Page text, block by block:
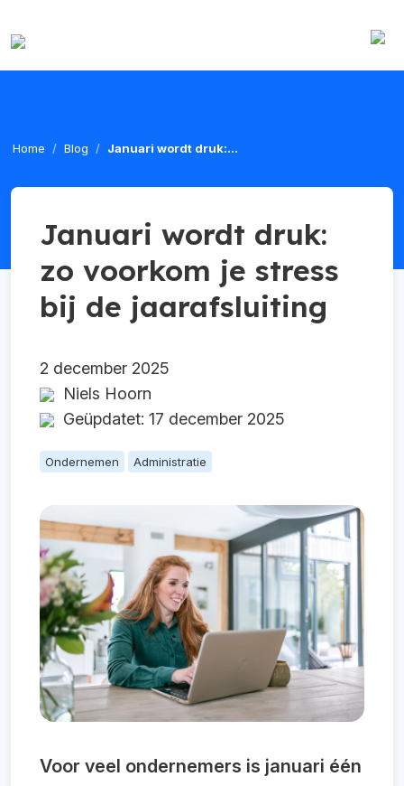
Home Blog Januari wordt druk:...
Januari wordt druk:
zo voorkom je stress
bij de jaarafsluiting
2 december 2025
Niels Hoorn
Geüpdatet: 17 december 2025
Ondernemen Administratie
Voor veel ondernemers is januari één